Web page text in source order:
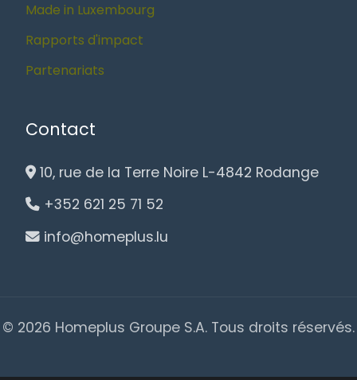
Made in Luxembourg
Rapports d'impact
Partenariats
Contact
10, rue de la Terre Noire L-4842 Rodange
+352 621 25 71 52
info@homeplus.lu
© 2026 Homeplus Groupe S.A. Tous droits réservés.